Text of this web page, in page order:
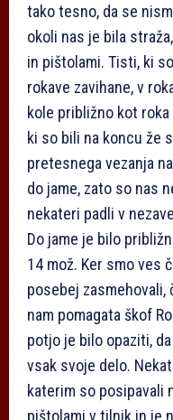
tako tesno, da se
okoli nas je bila
in pištolami. Tisti, ki
rokave zavihane, v
kole približno kot
ki so bili na koncu že
pretesnega vezanja
do jame, zato so nas
nekateri padli v
Do jame je bilo
14 mož. Ker smo ves
posebej zasmehovali,
nam pomagata škof
potjo je bilo opaziti,
vsak svoje delo.
katerim so posipavali
pištolami v tilnik in je